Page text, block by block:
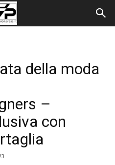
della moda
–
con